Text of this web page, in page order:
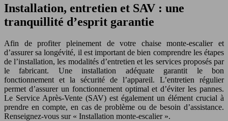
Installation, entretien et SAV : une
tranquillité d’esprit garantie
Afin de profiter pleinement de votre chaise monte-escalier et
d’assurer sa longévité, il est important de bien comprendre les étapes
de l’installation, les modalités d’entretien et les services proposés par
le fabricant. Une installation adéquate garantit le bon
fonctionnement et la sécurité de l’appareil. L’entretien régulier
permet d’assurer un fonctionnement optimal et d’éviter les pannes.
Le Service Après-Vente (SAV) est également un élément crucial à
prendre en compte, en cas de problème ou de besoin d’assistance.
Renseignez-vous sur « Installation monte-escalier ».